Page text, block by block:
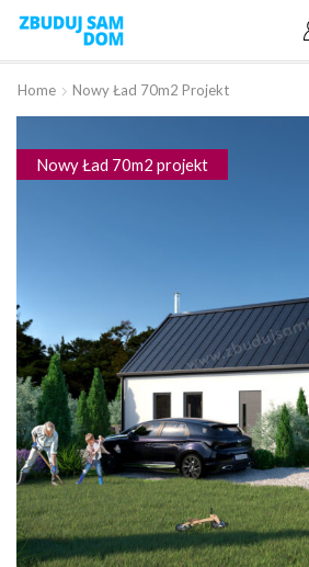
Home Nowy Ład 70m2 Projekt
Nowy Ład 70m2 projekt